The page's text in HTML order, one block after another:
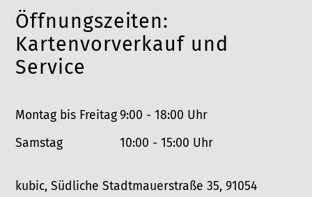
o
n
f
o
n
Öffnungszeiten:
Kartenvorverkauf und
Service
Montag bis Freitag 9:00 - 18:00 Uhr
Samstag
10:00 - 15:00 Uhr
kubic, Südliche Stadtmauerstraße 35, 91054